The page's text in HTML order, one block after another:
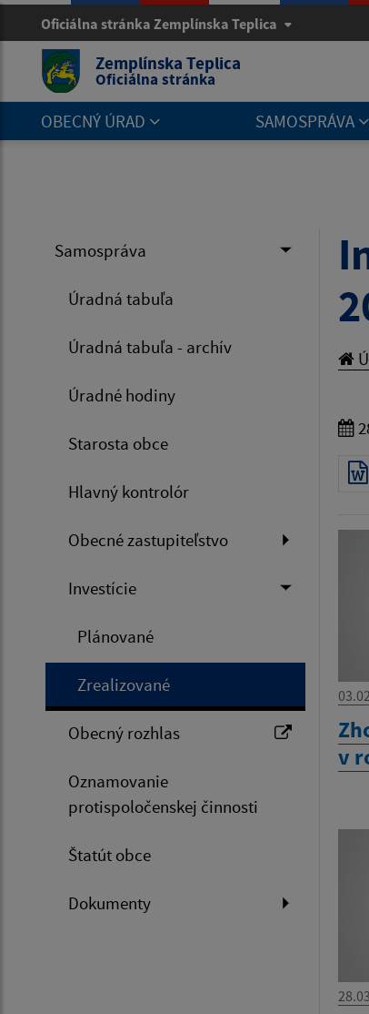
Oficiálna stránka Zemplínska Teplica
Zemplínska Teplica
Oficiálna stránka
OBECNÝ ÚRAD SAMOSPRÁVA
Samospráva
Úradná tabuľa
Úradná tabuľa - archív
Úradné hodiny
Starosta obce
Hlavný kontrolór
Obecné zastupiteľstvo
Investície
Plánované
Zrealizované
Obecný rozhlas
Oznamovanie
protispoločenskej činnosti
Štatút obce
Dokumenty
v